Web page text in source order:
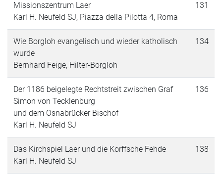
Missionszentrum Laer
Karl H. Neufeld SJ, Piazza della Pilotta 4, Roma
131
Wie Borgloh evangelisch und wieder katholisch
wurde
Bernhard Feige, Hilter-Borgloh
134
Der 1186 beigelegte Rechtstreit zwischen Graf
Simon von Tecklenburg
und dem Osnabrücker Bischof
Karl H. Neufeld SJ
136
Das Kirchspiel Laer und die Korffsche Fehde
Karl H. Neufeld SJ
138